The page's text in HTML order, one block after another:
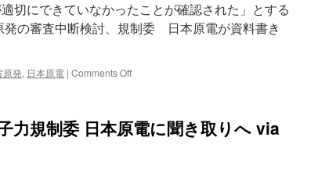
切にできていなかったことが確認された」とする
の審査中断検討、規制委 日本原電が資料書き
原発, 日本原電 | Comments Offon
発
力規制委 日本原電に聞き取りへ via